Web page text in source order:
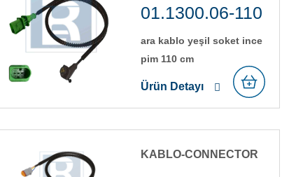
01.1300.06-110
ara kablo yeşi̇l soket i̇nce
pi̇m 110 cm
Ürün Detayı
KABLO-CONNECTOR